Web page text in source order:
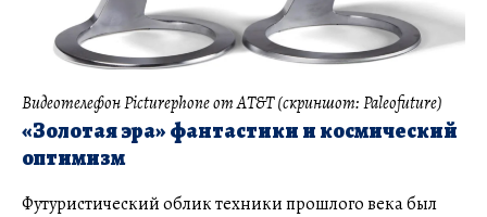
ВидеотелефонPicturephone от AT&T (скриншот: Paleofuture)
«Золотая эра» фантастики и космический
оптимизм
Футуристический облик техники прошлого века был